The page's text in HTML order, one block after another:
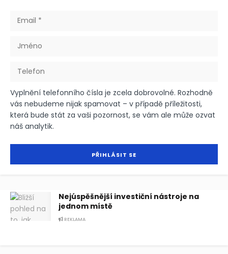
Vyplnění telefonního čísla je zcela dobrovolné. Rozhodně
vás nebudeme nijak spamovat – v případě příležitosti,
která bude stát za vaši pozornost, se vám ale může ozvat
náš analytik.
Nejúspěšnější investiční nástroje na
jednom místě
REKLAMA